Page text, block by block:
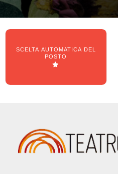
SCELTA AUTOMATICA DEL
POSTO